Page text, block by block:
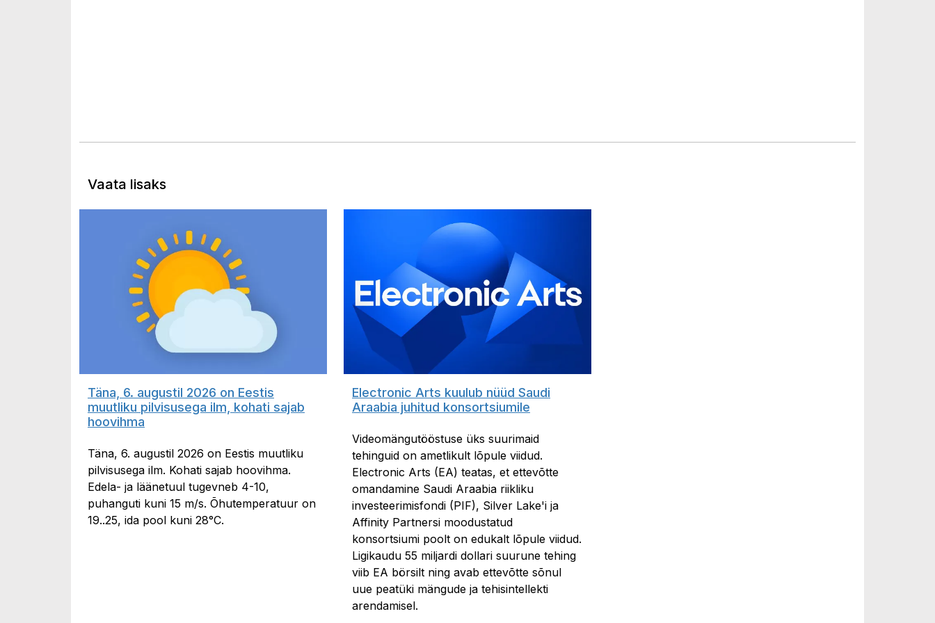
Vaata lisaks
Täna, 6. augustil 2026 on Eestis
muutliku pilvisusega ilm, kohati sajab
hoovihma
Täna, 6. augustil 2026 on Eestis muutliku
pilvisusega ilm. Kohati sajab hoovihma.
Edela- ja läänetuul tugevneb 4-10,
puhanguti kuni 15 m/s. Õhutemperatuur on
19..25, ida pool kuni 28°C.
Electronic Arts kuulub nüüd Saudi
Araabia juhitud konsortsiumile
Videomängutööstuse üks suurimaid
tehinguid on ametlikult lõpule viidud.
Electronic Arts (EA) teatas, et ettevõtte
omandamine Saudi Araabia riikliku
investeerimisfondi (PIF), Silver Lake'i ja
Affinity Partnersi moodustatud
konsortsiumi poolt on edukalt lõpule viidud.
Ligikaudu 55 miljardi dollari suurune tehing
viib EA börsilt ning avab ettevõtte sõnul
uue peatüki mängude ja tehisintellekti
arendamisel.